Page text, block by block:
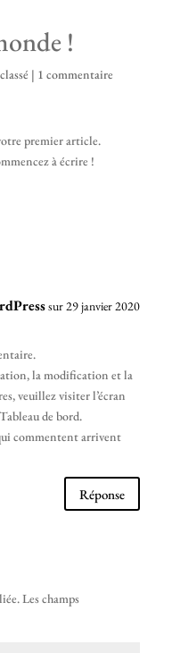
!
| 1 commentaire
premier article.
à écrire !
sur 29 janvier 2020
la modification et la
veuillez visiter l’écran
de bord.
commentent arrivent
Réponse
Les champs